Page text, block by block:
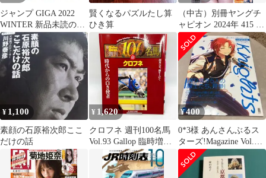
ジャンプ GIGA 2022
WINTER 新品未読の付
録完備！
賢くなるパズルたし算
ひき算
（中古）別冊ヤングチ
ャピオン 2024年 415 号
[雑誌] Young champion
増刊
¥ 1,100
素顔の石原裕次郎ここ
だけの話
¥ 1,620
クロフネ 週刊100名馬
Vol.93 Gallop 臨時増刊
ギャロップ 競馬
¥400
0*3様 あんさんぶるス
ターズ!Magazine Vol.2
Knights